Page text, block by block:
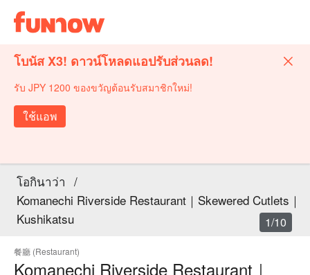
โบนัส X3! ดาวน์โหลดแอปรับส่วนลด!
รับ JPY 1200 ของขวัญต้อนรับสมาชิกใหม่!
ใช้แอพ
โอกินาว่า /
Komanechi Riverside Restaurant｜Skewered Cutlets｜
Kushikatsu
餐廳 (Restaurant)
Komanechi Riverside Restaurant｜
1/10